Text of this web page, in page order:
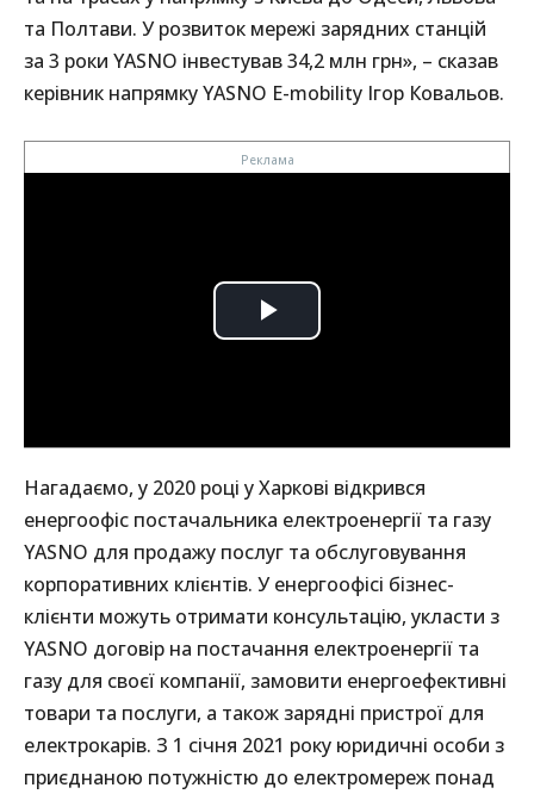
та Полтави. У розвиток мережі зарядних станцій
за 3 роки YASNO інвестував 34,2 млн грн», – сказав
керівник напрямку YASNO E-mobility Ігор Ковальов.
Нагадаємо, у 2020 році у Харкові відкрився
енергоофіс постачальника електроенергії та газу
YASNO для продажу послуг та обслуговування
корпоративних клієнтів. У енергоофісі бізнес-
клієнти можуть отримати консультацію, укласти з
YASNO договір на постачання електроенергії та
газу для своєї компанії, замовити енергоефективні
товари та послуги, а також зарядні пристрої для
електрокарів. З 1 січня 2021 року юридичні особи з
приєднаною потужністю до електромереж понад